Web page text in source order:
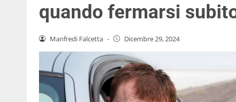
quando fermarsi
Manfredi Falcetta - Dicembre 29, 2024